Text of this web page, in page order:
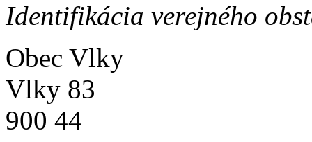
Identifikácia verejného
Obec Vlky
Vlky 83
900 44